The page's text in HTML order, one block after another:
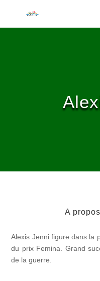
A
Alexis Jenni figure dans la
du prix Femina. Grand
de la guerre.